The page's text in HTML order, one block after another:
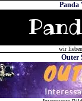
Panda
wir
Outer